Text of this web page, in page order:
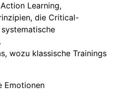
Learning,
die Critical-
wozu klassische Trainings
Emotionen